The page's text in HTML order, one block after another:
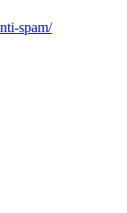
spam/